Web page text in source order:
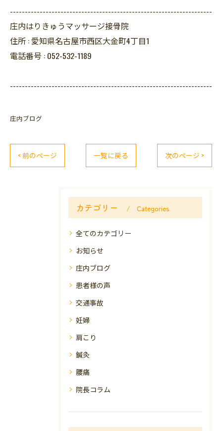
--------------------------------------------------------------------
庄内はりきゅうマッサージ接骨院
住所 : 愛知県名古屋市西区大金町4丁目1
電話番号 : 052-532-1189
--------------------------------------------------------------------
庄内ブログ
< 前のページ 一覧に戻る 次のページ >
カテゴリー Categories
全てのカテゴリー
お知らせ
庄内ブログ
患者様の声
交通事故
妊婦
肩こり
鍼灸
腰痛
院長コラム